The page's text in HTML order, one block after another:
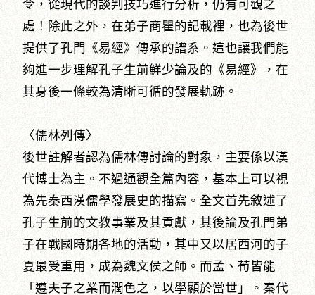
令，從現代的談判技巧進行分析，仍有可觀之
處！除此之外，在弟子商瞿的記載裡，也為後世
提供了孔門《易經》傳承的譜系。這也讓我們能
夠進一步理解孔子生前鮮少論及的《易經》，在
其身後一條較為清晰可循的發展軌跡。
〈儒林列傳〉
後世註解者認為儒林傳討論的對象，主要係以漢
代博士為主。不過通觀全篇內容，基本上可以視
為先秦西漢儒學發展史的描寫。全文首先敘述了
孔子生前的文教事業及其貢獻，其後論及孔門弟
子在戰國時期各地的活動，其中又以居西河的子
夏最受重用，成為魏文侯之師。而孟、荀皆能
「遵夫子之業而潤色之，以學顯於當世」。秦代